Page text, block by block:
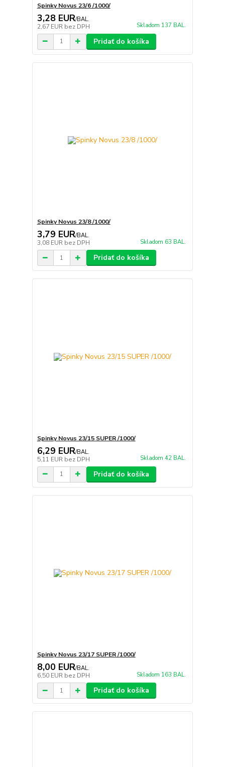
Spinky Novus 23/6 /1000/
3,28 EUR/BAL.
2,67 EUR bez DPH Skladom 137 BAL.
Pridať do košíka
Spinky Novus 23/8 /1000/
3,79 EUR/BAL.
3,08 EUR bez DPH Skladom 63 BAL.
Pridať do košíka
Spinky Novus 23/15 SUPER /1000/
6,29 EUR/BAL.
5,11 EUR bez DPH Skladom 42 BAL.
Pridať do košíka
Spinky Novus 23/17 SUPER /1000/
8,00 EUR/BAL.
6,50 EUR bez DPH Skladom 163 BAL.
Pridať do košíka